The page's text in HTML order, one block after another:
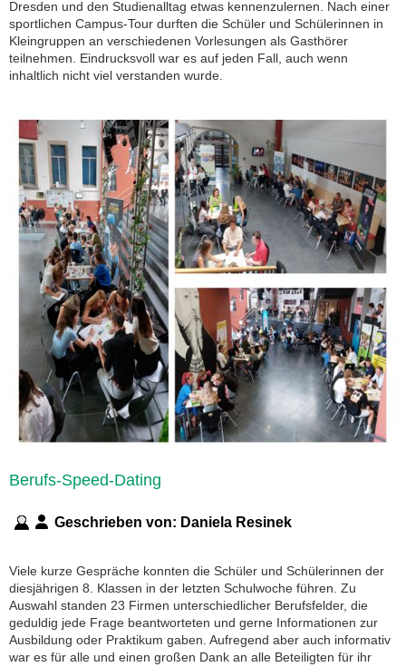
Dresden und den Studienalltag etwas kennenzulernen. Nach einer
sportlichen Campus-Tour durften die Schüler und Schülerinnen in
Kleingruppen an verschiedenen Vorlesungen als Gasthörer
teilnehmen. Eindrucksvoll war es auf jeden Fall, auch wenn
inhaltlich nicht viel verstanden wurde.
Berufs-Speed-Dating
Geschrieben von: Daniela Resinek
Viele kurze Gespräche konnten die Schüler und Schülerinnen der
diesjährigen 8. Klassen in der letzten Schulwoche führen. Zu
Auswahl standen 23 Firmen unterschiedlicher Berufsfelder, die
geduldig jede Frage beantworteten und gerne Informationen zur
Ausbildung oder Praktikum gaben. Aufregend aber auch informativ
war es für alle und einen großen Dank an alle Beteiligten für ihr